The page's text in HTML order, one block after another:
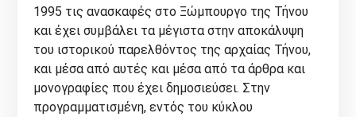
1995 τις ανασκαφές στο Ξώμπουργο της Τήνου
και έχει συμβάλει τα μέγιστα στην αποκάλυψη
του ιστορικού παρελθόντος της αρχαίας Τήνου,
και μέσα από αυτές και μέσα από τα άρθρα και
μονογραφίες που έχει δημοσιεύσει. Στην
προγραμματισμένη, εντός του κύκλου